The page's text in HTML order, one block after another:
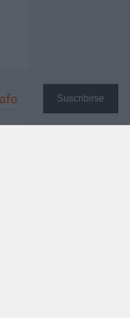
Suscribirse